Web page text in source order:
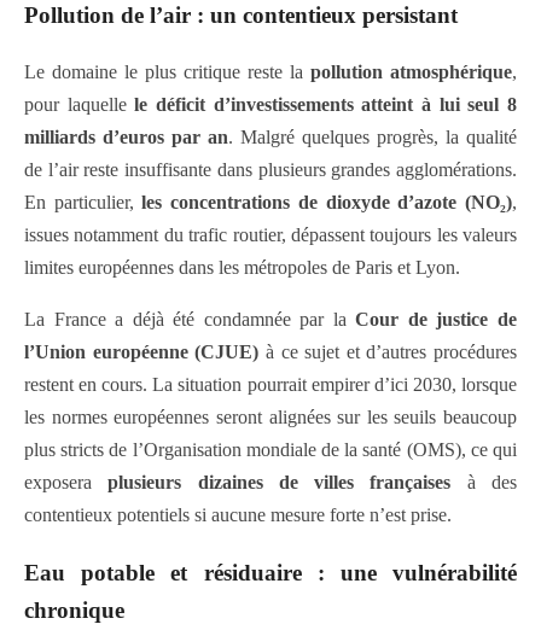
Pollution de l’air : un contentieux persistant
Le domaine le plus critique reste la pollution atmosphérique,
pour laquellele déficit d’investissements atteint à lui seul 8
milliards d’euros par an. Malgré quelques progrès, la qualité
de l’air reste insuffisante dans plusieurs grandes agglomérations.
En particulier,les concentrations de dioxyde d’azote (NO₂),
issues notamment du trafic routier, dépassent toujours les valeurs
limites européennes dans les métropoles de Paris et Lyon.
La France a déjà été condamnée par laCour de justice de
l’Union européenne (CJUE) à ce sujet et d’autres procédures
restent en cours. La situation pourrait empirer d’ici 2030, lorsque
les normes européennes seront alignées sur les seuils beaucoup
plus stricts de l’Organisation mondiale de la santé (OMS), ce qui
exposeraplusieurs dizaines de villes françaises à des
contentieux potentiels si aucune mesure forte n’est prise.
Eau potable et résiduaire : une vulnérabilité
chronique